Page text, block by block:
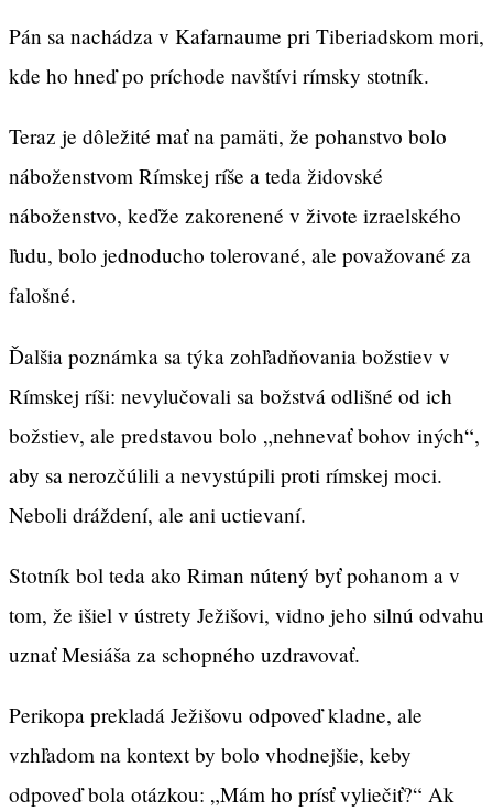
Pán sa nachádza v Kafarnaume pri Tiberiadskom mori,
kde ho hneď po príchode navštívi rímsky stotník.
Teraz je dôležité mať na pamäti, že pohanstvo bolo
náboženstvom Rímskej ríše a teda židovské
náboženstvo, keďže zakorenené v živote izraelského
ľudu, bolo jednoducho tolerované, ale považované za
falošné.
Ďalšia poznámka sa týka zohľadňovania božstiev v
Rímskej ríši: nevylučovali sa božstvá odlišné od ich
božstiev, ale predstavou bolo „nehnevať bohov iných“,
aby sa nerozčúlili a nevystúpili proti rímskej moci.
Neboli dráždení, ale ani uctievaní.
Stotník bol teda ako Riman nútený byť pohanom a v
tom, že išiel v ústrety Ježišovi, vidno jeho silnú odvahu
uznať Mesiáša za schopného uzdravovať.
Perikopa prekladá Ježišovu odpoveď kladne, ale
vzhľadom na kontext by bolo vhodnejšie, keby
odpoveď bola otázkou: „Mám ho prísť vyliečiť?“ Ak